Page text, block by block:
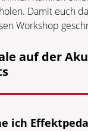
Damit euch
Workshop
auf der
ich